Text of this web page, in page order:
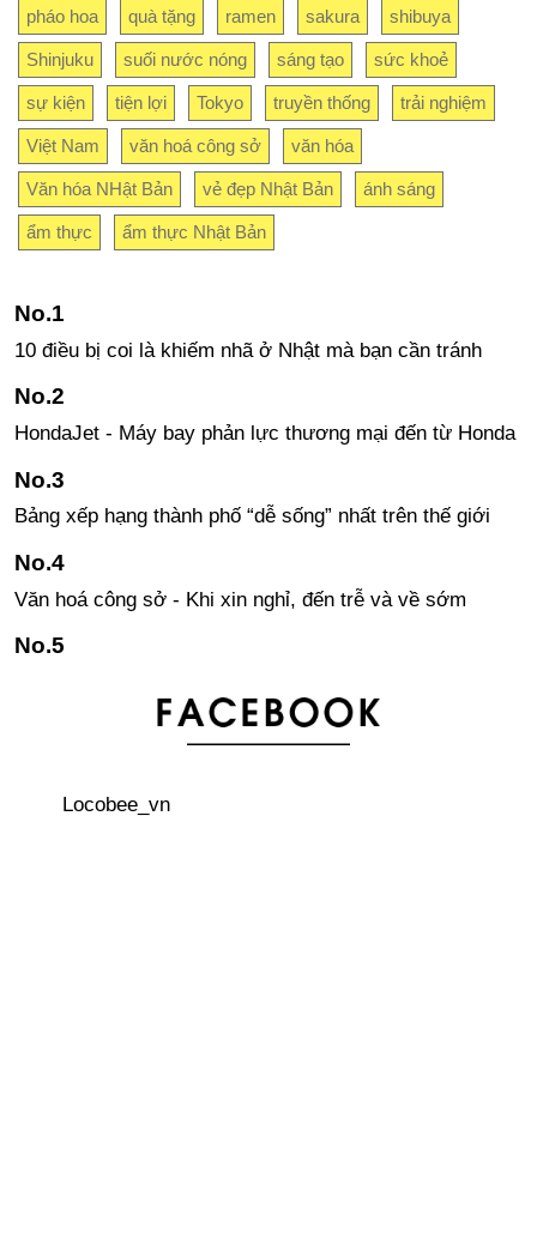
pháo hoa quà tặng ramen sakura shibuya
Shinjuku suối nước nóng sáng tạo sức khoẻ
sự kiện tiện lợi Tokyo truyền thống trải nghiệm
Việt Nam văn hoá công sở văn hóa
Văn hóa NHật Bản vẻ đẹp Nhật Bản ánh sáng
ẩm thực ẩm thực Nhật Bản
10 điều bị coi là khiếm nhã ở Nhật mà bạn cần tránh
HondaJet - Máy bay phản lực thương mại đến từ Honda
Bảng xếp hạng thành phố “dễ sống” nhất trên thế giới
Văn hoá công sở - Khi xin nghỉ, đến trễ và về sớm
Locobee_vn